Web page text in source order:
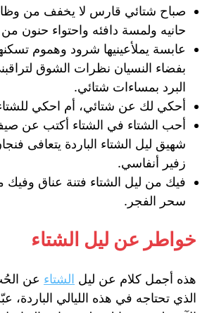
صباح شتائي قارس لا يخفف من
حانيه ولمسة دافئه واحتواء حنون
عابسة يملأعينيها شرود وهموم
بفضاء النسيان نظرات الشوق
البرد بمساءات شتائي.
أحكي لك عن شتائي، أم احكي
أحب الشتاء في الشتاء أكتب عن
شهيق ليل الشتاء الباردة يتعافى
زفير أنفاسي.
فيك من ليل الشتاء فتنة عناق وفيك
سحر الفجر.
خواطر عن ليل الشتاء
هذه أجمل كلام عن ليل الشتاء عن
الذي تحتاجه في هذه الليالي الباردة،